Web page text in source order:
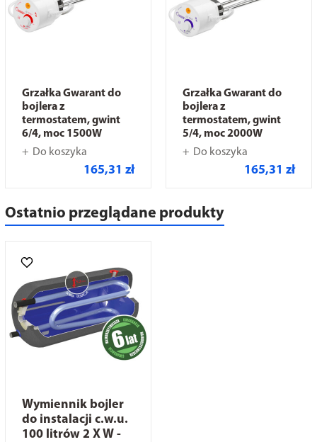
Grzałka Gwarant do
bojlera z
termostatem, gwint
6/4, moc 1500W
Do koszyka
165,31 zł
Grzałka Gwarant do
bojlera z
termostatem, gwint
5/4, moc 2000W
Do koszyka
165,31 zł
Ostatnio przeglądane produkty
Wymiennik bojler
do instalacji c.w.u.
100 litrów 2 X W -